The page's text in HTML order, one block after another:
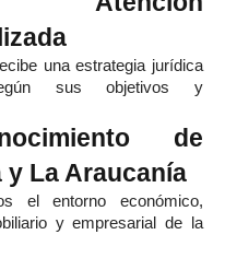
una estrategia jurídica
sus objetivos y
de
y La Araucanía
el entorno económico,
y empresarial de la